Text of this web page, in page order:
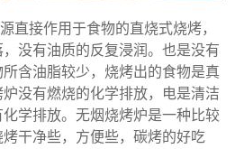
直接作用于食物的直烧式烧烤，
没有油质的反复浸润。也是没有
含油脂较少，烧烤出的食物是真
没有燃烧的化学排放，电是清洁
学排放。无烟烧烤炉是一种比较
干净些，方便些，碳烤的好吃